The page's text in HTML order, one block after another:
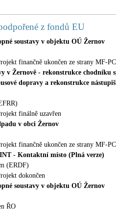
z fondů EU
soustavy v objektu OÚ Žernov
finančně ukončen ze strany MF-
v Žernově - rekonstrukce chodníku
dopravy a rekonstrukce
finálně uzavřen
v obci Žernov
finančně ukončen ze strany MF-
- Kontaktní místo (Plná verze)
(ERDF)
dokončen
soustavy v objektu OÚ Žernov
ŘO